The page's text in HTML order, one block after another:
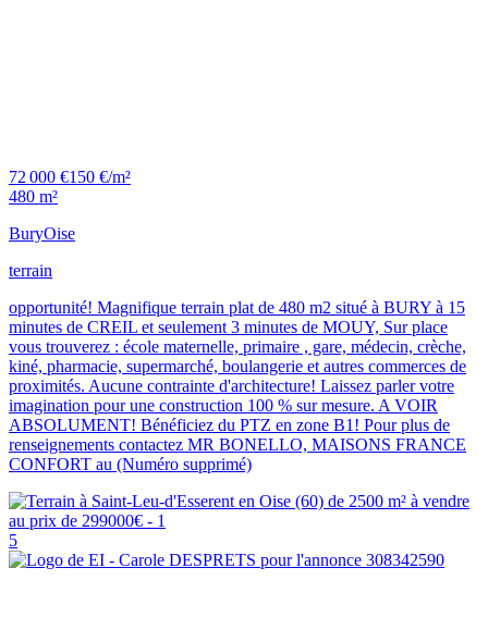
72 000 €150 €/m²
480 m²
BuryOise
terrain
opportunité! Magnifique terrain plat de 480 m2 situé à BURY à 15
minutes de CREIL et seulement 3 minutes de MOUY, Sur place
vous trouverez : école maternelle, primaire , gare, médecin, crèche,
kiné, pharmacie, supermarché, boulangerie et autres commerces de
proximités. Aucune contrainte d'architecture! Laissez parler votre
imagination pour une construction 100 % sur mesure. A VOIR
ABSOLUMENT! Bénéficiez du PTZ en zone B1! Pour plus de
renseignements contactez MR BONELLO, MAISONS FRANCE
CONFORT au (Numéro supprimé)
5